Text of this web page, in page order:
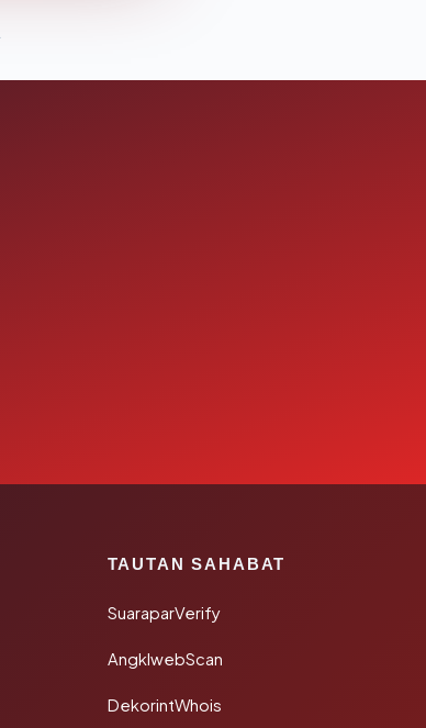
TAUTAN SAHABAT
SuaraparVerify
AngklwebScan
DekorintWhois